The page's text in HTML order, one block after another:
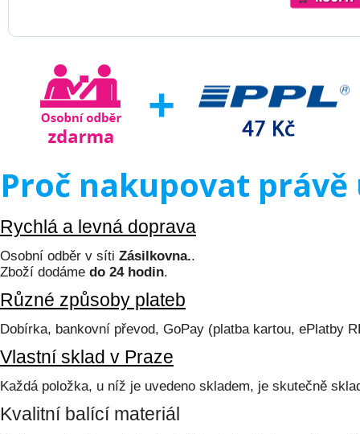
Proč nakupovat právě
Rychlá a levná doprava
Osobní odběr v síti Zásilkovna..
Zboží dodáme do 24 hodin.
Různé způsoby plateb
Dobírka, bankovní převod, GoPay (platba kartou, ePlatby
Vlastní sklad v Praze
Každá položka, u níž je uvedeno skladem, je skutečně
Kvalitní balící materiál